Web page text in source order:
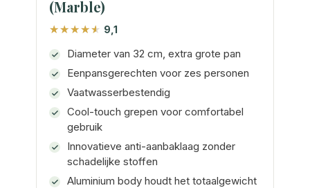
(Marble)
9,1
Diameter van 32 cm, extra grote pan
Eenpansgerechten voor zes personen
Vaatwasserbestendig
Cool-touch grepen voor comfortabel
gebruik
Innovatieve anti-aanbaklaag zonder
schadelijke stoffen
Aluminium body houdt het totaalgewicht